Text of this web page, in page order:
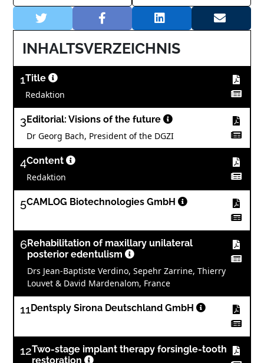
INHALTSVERZEICHNIS
1Title
Redaktion
3 Editorial: Visions of the future
Dr Georg Bach, President of the DGZI
4Content
Redaktion
5CAMLOG Biotechnologies GmbH
6Rehabilitation of maxillary unilateral
posterior edentulism
Drs Jean-Baptiste Verdino, Sepehr Zarrine, Thierry
Louvet & David Mardenalom, France
11Dentsply Sirona Deutschland GmbH
12Two-stage implant therapy forsingle-tooth
restoration